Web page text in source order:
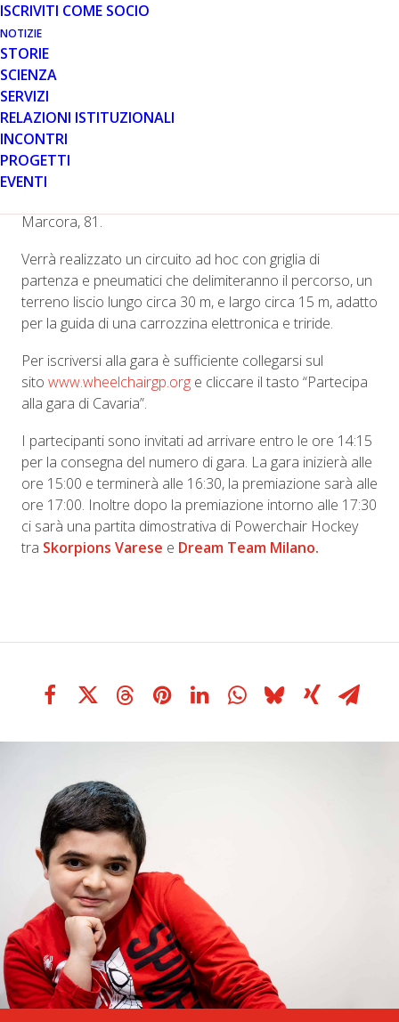
ISCRIVITI COME SOCIO
NOTIZIE
STORIE
SCIENZA
SERVIZI
RELAZIONI ISTITUZIONALI
INCONTRI
PROGETTI
EVENTI
Lo staff del
dilettantistica che organizza gare di velocità per persone
che utilizzano carrozzine elettroniche, è lieta di
annunciare che si ritorna in pista con una
Domenica 27 novembre
Marcora, 81.
Verrà realizzato un circuito ad hoc con griglia di
partenza e pneumatici che delimiteranno il percorso, un
terreno liscio lungo circa 30 m, e largo circa 15 m, adatto
per la guida di una carrozzina elettronica e triride.
Per iscriversi alla gara è sufficiente collegarsi sul
sito www.wheelchairgp.org e cliccare il tasto “Partecipa
alla gara di Cavaria”.
I partecipanti sono invitati ad arrivare entro le ore 14:15
per la consegna del numero di gara. La gara inizierà alle
ore 15:00 e terminerà alle 16:30, la premiazione sarà alle
ore 17:00. Inoltre dopo la premiazione intorno alle 17:30
ci sarà una partita dimostrativa di Powerchair Hockey
tra Skorpions Varese e Dream Team Milano.